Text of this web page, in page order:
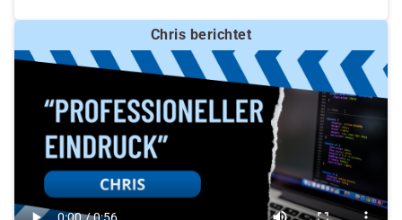
Chris berichtet